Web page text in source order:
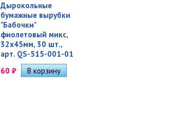
Дырокольные
бумажные вырубки
"Бабочки"
фиолетовый микс,
32х45мм, 30 шт.,
арт. QS-515-001-01
60 ₽